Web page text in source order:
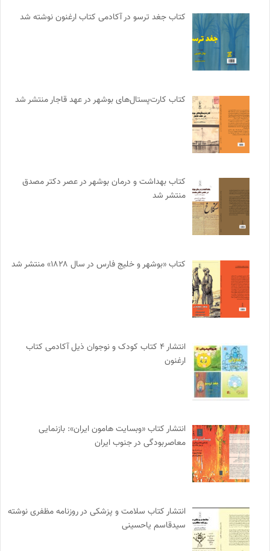
کتاب جغد ترسو در آکادمی کتاب ارغنون نوشته شد
کتاب کارت‌پستال‌های بوشهر در عهد قاجار منتشر شد
کتاب بهداشت و درمان بوشهر در عصر دکتر مصدق
منتشر شد
کتاب «بوشهر و خلیج فارس در سال ۱۸۲۸» منتشر شد
انتشار ۴ کتاب کودک و نوجوان ذیل آکادمی کتاب
ارغنون
انتشار کتاب «وبسایت هامون ایران»: بازنمایی
معاصربودگی در جنوب ایران
انتشار کتاب سلامت و پزشکی در روزنامه مظفری نوشته
سیدقاسم یاحسینی